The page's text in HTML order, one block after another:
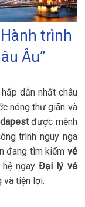
trình
Âu”
dẫn nhất châu
nóng thư giãn và
được mệnh
trình nguy nga
đang tìm kiếm vé
hệ ngayĐại lý vé
và tiện lợi.